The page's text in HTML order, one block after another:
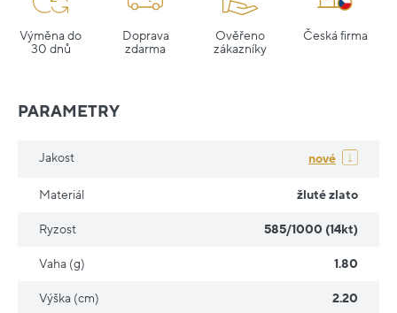
Výměna do
30 dnů
Doprava
zdarma
Ověřeno
zákazníky
Česká firma
PARAMETRY
Jakost nové
Materiál žluté zlato
Ryzost 585/1000 (14kt)
Vaha (g) 1.80
Výška (cm) 2.20